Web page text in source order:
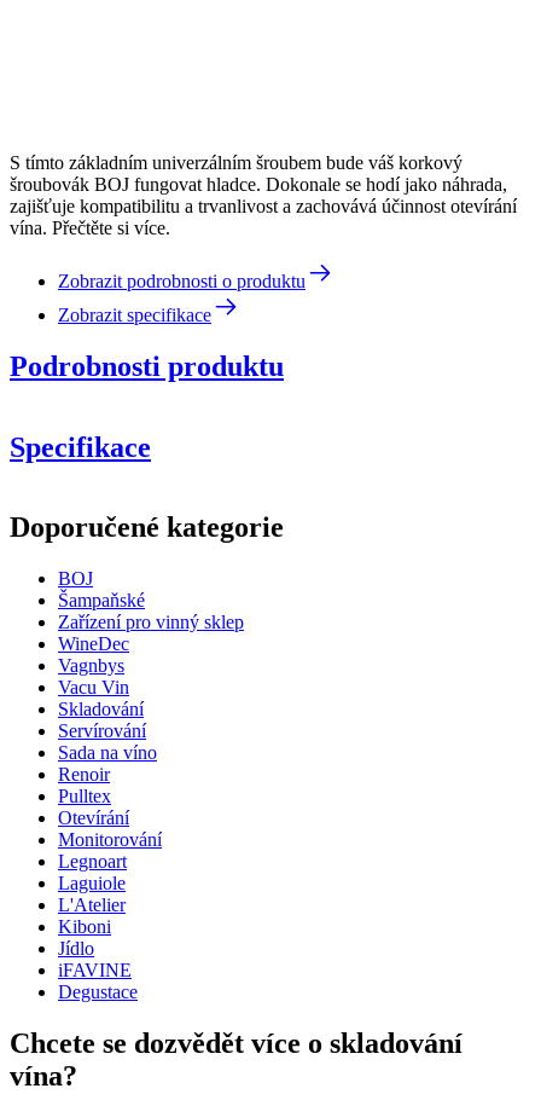
S tímto základním univerzálním šroubem bude váš korkový
šroubovák BOJ fungovat hladce. Dokonale se hodí jako náhrada,
zajišťuje kompatibilitu a trvanlivost a zachovává účinnost otevírání
vína. Přečtěte si více.
Zobrazit podrobnosti o produktu
Zobrazit specifikace
Podrobnosti produktu
Specifikace
Číslo produktu1040701
Rozměry (ŠxVxH cm)
Hmotnost (kg)0.05
Šířka (cm)
Hloubka (cm)
Doporučené kategorie
BOJ
Šampaňské
Zařízení pro vinný sklep
WineDec
Vagnbys
Vacu Vin
Skladování
Servírování
Sada na víno
Renoir
Pulltex
Otevírání
Monitorování
Legnoart
Laguiole
L'Atelier
Kiboni
Jídlo
iFAVINE
Degustace
Chcete se dozvědět více o skladování
vína?